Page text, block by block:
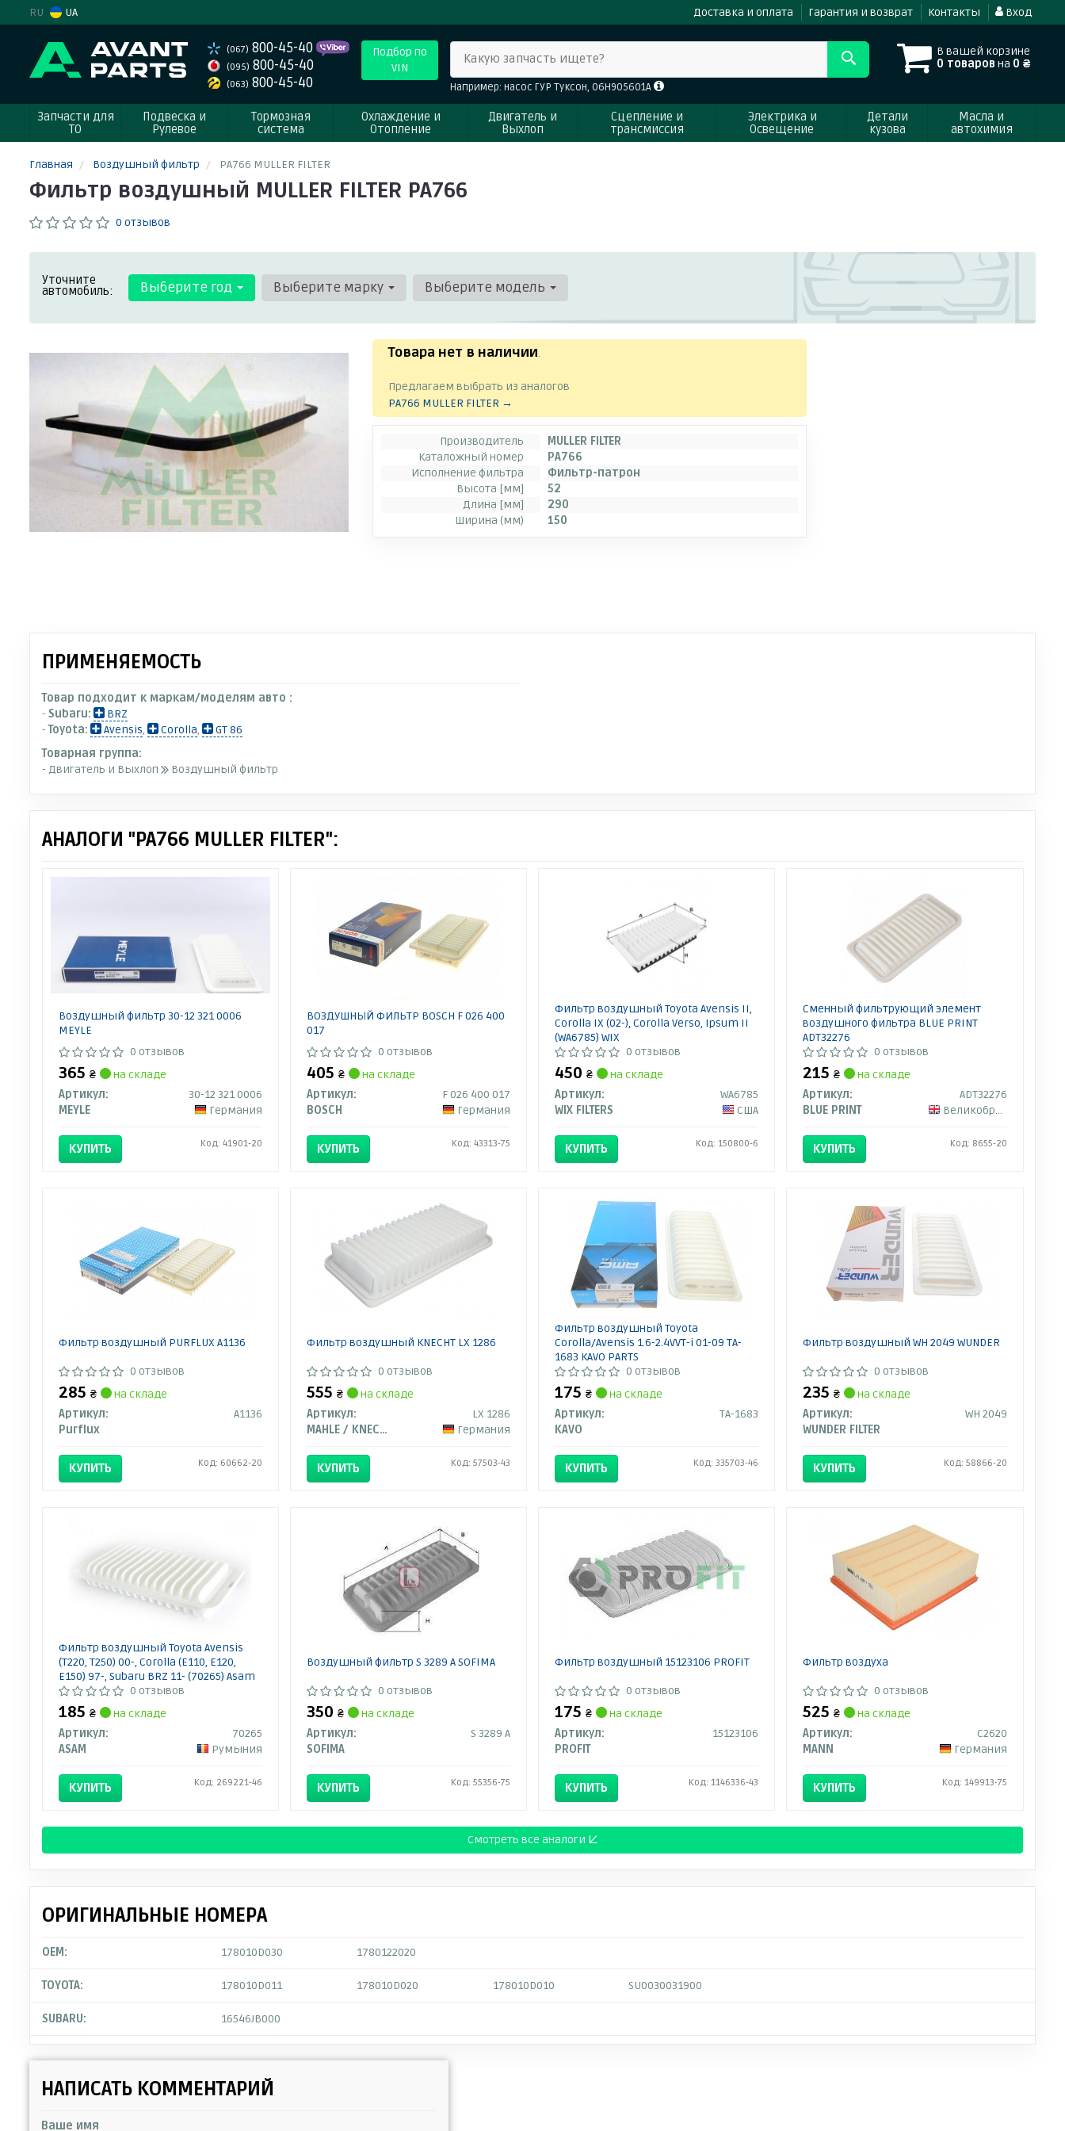
RU UA Доставка и оплата Гарантия и возврат Контакты Вход
(067) 800-45-40
(095) 800-45-40
(063) 800-45-40
Подбор по
VIN
В вашей корзине
0 товаров на 0 ₴
Какую запчасть ищете?
Например: насос ГУР Туксон, 06H905601A
Запчасти для
ТО
Подвеска и
Рулевое
Тормозная
система
Охлаждение и
Отопление
Двигатель и
Выхлоп
Сцепление и
трансмиссия
Электрика и
Освещение
Детали
кузова
Масла и
автохимия
Главная Воздушный фильтр PA766 MULLER FILTER
Фильтр воздушный MULLER FILTER PA766
0 отзывов
Уточните
автомобиль: Выберите год Выберите марку Выберите модель
Товара нет в наличии.
Предлагаем выбрать из аналогов
PA766 MULLER FILTER →
Производитель
MULLER FILTER
Каталожный номер
PA766
Исполнение фильтра
Фильтр-патрон
Высота [мм]
52
Длина [мм]
290
Ширина (мм)
150
ПРИМЕНЯЕМОСТЬ
Товар подходит к маркам/моделям авто :
- Subaru:
BRZ
-Toyota: Avensis, Corolla,
GT 86
Товарная группа:
- Двигатель и Выхлоп
Воздушный фильтр
АНАЛОГИ "PA766 MULLER FILTER":
Воздушный фильтр 30-12 321 0006
MEYLE
0 отзывов
365 ₴
на складе
Артикул:
30-12 321 0006
MEYLE
Германия
КУПИТЬ Код: 41901-20
ВОЗДУШНЫЙ ФИЛЬТР BOSCH F 026 400
017
0 отзывов
405 ₴
на складе
Артикул:
F 026 400 017
BOSCH
Германия
КУПИТЬ Код: 43313-75
Фильтр воздушный Toyota Avensis II,
Corolla IX (02-), Corolla Verso, Ipsum II
(WA6785) WIX
0 отзывов
450 ₴
на складе
Артикул:
WA6785
WIX FILTERS
США
КУПИТЬ Код: 150800-6
Сменный фильтрующий элемент
воздушного фильтра BLUE PRINT
ADT32276
0 отзывов
215₴
на складе
Артикул:
ADT32276
BLUE PRINT
Великобритания
КУПИТЬ Код: 8655-20
Фильтр воздушный PURFLUX A1136
0 отзывов
285 ₴
на складе
Артикул:
A1136
Purflux
КУПИТЬ Код: 60662-20
Фильтр воздушный KNECHT LX 1286
0 отзывов
555 ₴
на складе
Артикул:
LX 1286
MAHLE / KNECHT
Германия
КУПИТЬ Код: 57503-43
Фильтр воздушный Toyota
Corolla/Avensis 1.6-2.4VVT-i 01-09 TA-
1683 KAVO PARTS
0 отзывов
175 ₴
на складе
Артикул:
TA-1683
KAVO
КУПИТЬ Код: 335703-46
Фильтр воздушный WH 2049 WUNDER
0 отзывов
235₴
на складе
Артикул:
WH 2049
WUNDER FILTER
КУПИТЬ Код: 58866-20
Фильтр воздушный Toyota Avensis
(T220, T250) 00-, Corolla (E110, E120,
E150) 97-, Subaru BRZ 11- (70265) Asam
0 отзывов
185 ₴
на складе
Артикул:
70265
ASAM
Румыния
КУПИТЬ Код: 269221-46
Воздушный фильтр S 3289 A SOFIMA
0 отзывов
350 ₴
на складе
Артикул:
S 3289 A
SOFIMA
КУПИТЬ Код: 55356-75
Фильтр воздушный 15123106 PROFIT
0 отзывов
175 ₴
на складе
Артикул:
15123106
PROFIT
КУПИТЬ Код: 1146336-43
Фильтр воздуха
0 отзывов
525₴
на складе
Артикул:
C2620
MANN
Германия
КУПИТЬ Код: 149913-75
Смотреть все аналоги ↓
ОРИГИНАЛЬНЫЕ НОМЕРА
OEM: 178010D030 1780122020
TOYOTA: 178010D011 178010D020 178010D010 SU0030031900
SUBARU: 16546JB000
НАПИСАТЬ КОММЕНТАРИЙ
Ваше имя